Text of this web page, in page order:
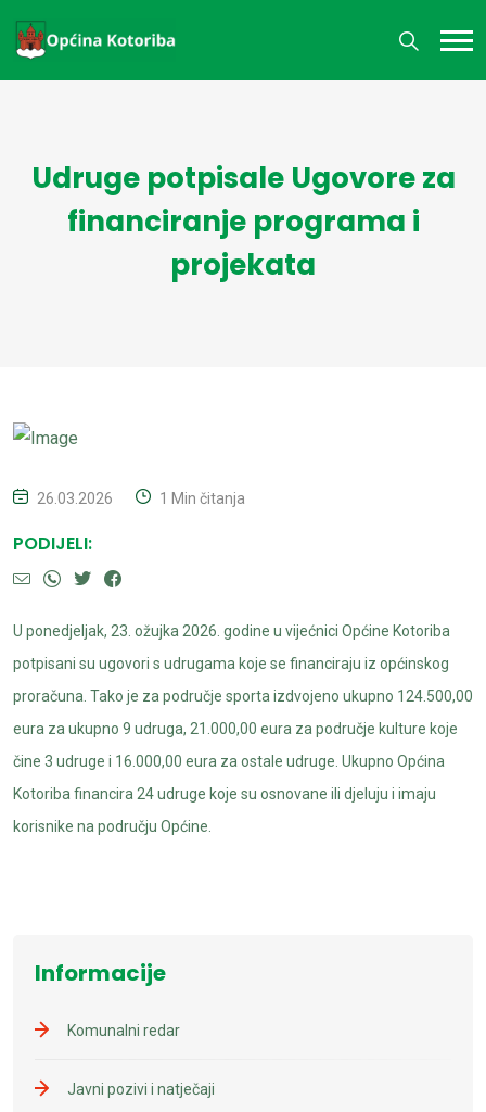
Udruge potpisale Ugovore za
financiranje programa i
projekata
26.03.2026 1 Min čitanja
PODIJELI:
U ponedjeljak, 23. ožujka 2026. godine u vijećnici Općine Kotoriba
potpisani su ugovori s udrugama koje se financiraju iz općinskog
proračuna. Tako je za područje sporta izdvojeno ukupno 124.500,00
eura za ukupno 9 udruga, 21.000,00 eura za područje kulture koje
čine 3 udruge i 16.000,00 eura za ostale udruge. Ukupno Općina
Kotoriba financira 24 udruge koje su osnovane ili djeluju i imaju
korisnike na području Općine.
Informacije
Komunalni redar
Javni pozivi i natječaji